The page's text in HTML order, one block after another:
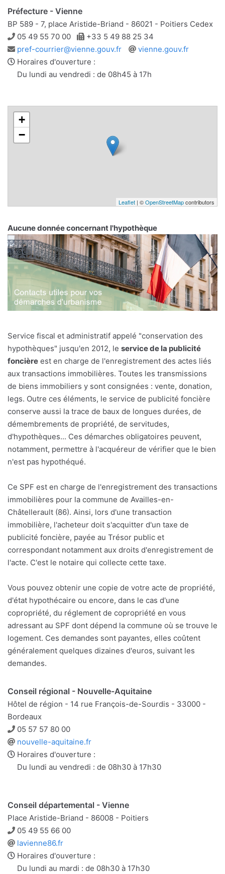
Préfecture - Vienne
BP 589 - 7, place Aristide-Briand - 86021 - Poitiers Cedex
Téléphone
05 49 55 70 00 Télécopie
+33 5 49 88 25 34
Adresse
e-
mail
pref-courrier@vienne.gouv.fr
Site
vienne.gouv.fr
Horaires d'ouverture :
Du lundi au vendredi : de 08h45 à 17h
+
−
Leaflet | ©OpenStreetMapcontributors
Aucune donnée concernant l'hypothèque
Service fiscal et administratif appelé "conservation des
hypothèques" jusqu'en 2012, le service de la publicité
foncière est en charge de l'enregistrement des actes liés
aux transactions immobilières. Toutes les transmissions
de biens immobiliers y sont consignées : vente, donation,
legs. Outre ces éléments, le service de publicité foncière
conserve aussi la trace de baux de longues durées, de
démembrements de propriété, de servitudes,
d'hypothèques... Ces démarches obligatoires peuvent,
notamment, permettre à l'acquéreur de vérifier que le bien
n'est pas hypothéqué.
Ce SPF est en charge de l'enregistrement des transactions
immobilières pour la commune de Availles-en-
Châtellerault (86). Ainsi, lors d'une transaction
immobilière, l'acheteur doit s'acquitter d'un taxe de
publicité foncière, payée au Trésor public et
correspondant notamment aux droits d'enregistrement de
l'acte. C'est le notaire qui collecte cette taxe.
Vous pouvez obtenir une copie de votre acte de propriété,
d'état hypothécaire ou encore, dans le cas d'une
copropriété, du réglement de copropriété en vous
adressant au SPF dont dépend la commune où se trouve le
logement. Ces demandes sont payantes, elles coûtent
généralement quelques dizaines d'euros, suivant les
demandes.
Conseil régional - Nouvelle-Aquitaine
Hôtel de région - 14 rue François-de-Sourdis - 33000 -
Bordeaux
Téléphone
05 57 57 80 00
Site
web
nouvelle-aquitaine.fr
Horaires d'ouverture :
Du lundi au vendredi : de 08h30 à 17h30
Conseil départemental - Vienne
Place Aristide-Briand - 86008 - Poitiers
Téléphone
05 49 55 66 00
Site
web
lavienne86.fr
Horaires d'ouverture :
Du lundi au mardi : de 08h30 à 17h30